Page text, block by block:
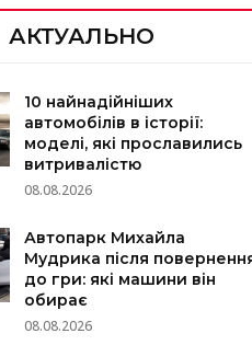
АКТУАЛЬНО
10 найнадійніших
автомобілів в історії:
моделі, які прославились
витривалістю
08.08.2026
Автопарк Михайла
Мудрика після
до гри: які машини він
обирає
08.08.2026